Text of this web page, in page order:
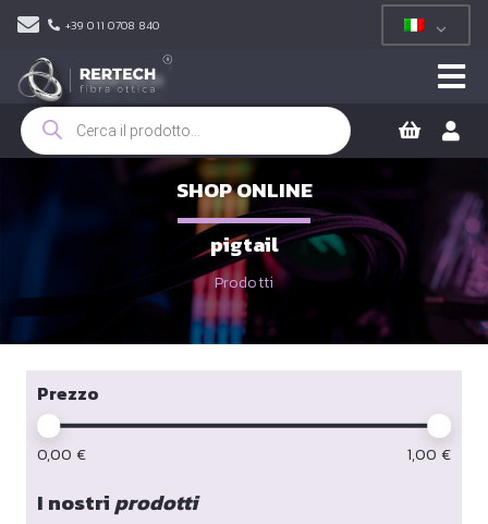
+39 011 0708 840
Ricerca
prodotti
SHOP ONLINE
pigtail
Prodotti
Prezzo
0,00 € 1,00 €
I nostriprodotti